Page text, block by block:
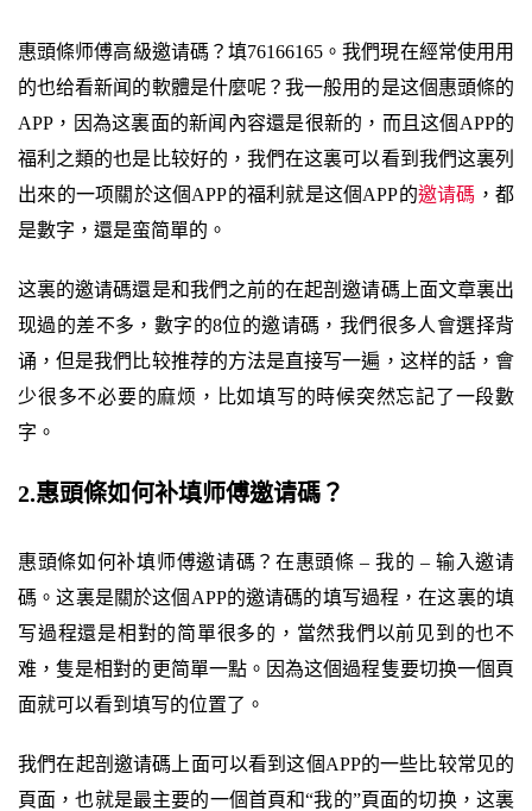
惠頭條师傅高級邀请碼？填76166165。我們現在經常使用用
的也给看新闻的軟體是什麼呢？我一般用的是这個惠頭條的
APP，因為这裏面的新闻內容還是很新的，而且这個APP的
福利之類的也是比较好的，我們在这裏可以看到我們这裏列
出來的一项關於这個APP的福利就是这個APP的邀请碼 ，都
是數字，還是蛮简單的。
这裏的邀请碼還是和我們之前的在起剖邀请碼上面文章裏出
现過的差不多，數字的8位的邀请碼，我們很多人會選择背
诵，但是我們比较推荐的方法是直接写一遍，这样的話，會
少很多不必要的麻烦，比如填写的時候突然忘記了一段數
字。
2.惠頭條如何补填师傅邀请碼？
惠頭條如何补填师傅邀请碼？在惠頭條 – 我的 – 输入邀请
碼。这裏是關於这個APP的邀请碼的填写過程，在这裏的填
写過程還是相對的简單很多的，當然我們以前见到的也不
难，隻是相對的更简單一點。因為这個過程隻要切换一個頁
面就可以看到填写的位置了。
我們在起剖邀请碼上面可以看到这個APP的一些比较常见的
頁面，也就是最主要的一個首頁和“我的”頁面的切换，这裏